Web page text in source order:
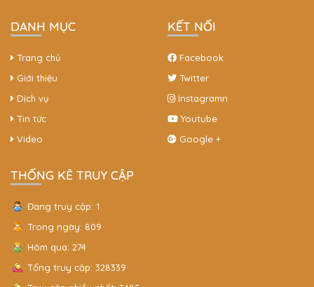
DANH MỤC
Trang chủ
Giới thiệu
Dịch vụ
Tin tức
Video
KẾT NỐI
Facebook
Twitter
Instagramn
Youtube
Google +
THỐNG KÊ TRUY CẬP
Đang truy cập: 1
Trong ngày: 809
Hôm qua: 274
Tổng truy cập: 328339